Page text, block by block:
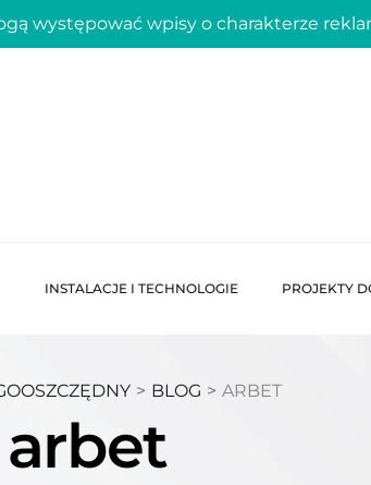
występować wpisy o charakterze
INSTALACJE I TECHNOLOGIE PROJEKTY
> BLOG > ARBET
arbet